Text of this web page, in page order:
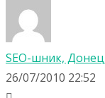
SEO-шник,
26/07/2010 22:52